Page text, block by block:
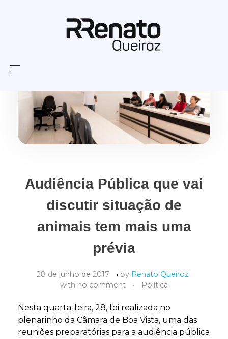
Audiência Pública que vai
discutir situação de
animais tem mais uma
prévia
28 de junho de 2017 by Renato Queiroz
with no comment Política
Nesta quarta-feira, 28, foi realizada no
plenarinho da Câmara de Boa Vista, uma das
reuniões preparatórias para a audiência pública